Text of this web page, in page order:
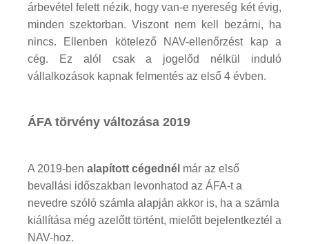
árbevétel felett nézik, hogy van-e nyereség két évig,
minden szektorban. Viszont nem kell bezárni, ha
nincs. Ellenben kötelező NAV-ellenőrzést kap a
cég. Ez alól csak a jogelőd nélkül induló
vállalkozások kapnak felmentés az első 4 évben.
ÁFA törvény változása 2019
A 2019-ben alapított cégednél már az első
bevallási időszakban levonhatod az ÁFA-t a
nevedre szóló számla alapján akkor is, ha a számla
kiállítása még azelőtt történt, mielőtt bejelentkeztél a
NAV-hoz.